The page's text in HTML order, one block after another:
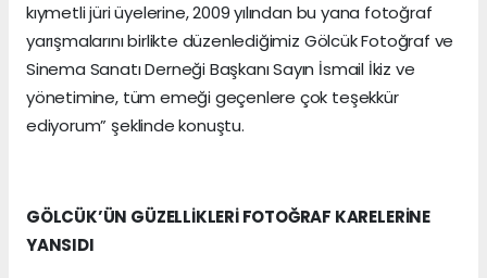
kıymetli jüri üyelerine, 2009 yılından bu yana fotoğraf
yarışmalarını birlikte düzenlediğimiz Gölcük Fotoğraf ve
Sinema Sanatı Derneği Başkanı Sayın İsmail İkiz ve
yönetimine, tüm emeği geçenlere çok teşekkür
ediyorum” şeklinde konuştu.
GÖLCÜK’ÜN GÜZELLİKLERİ FOTOĞRAF KARELERİNE
YANSIDI